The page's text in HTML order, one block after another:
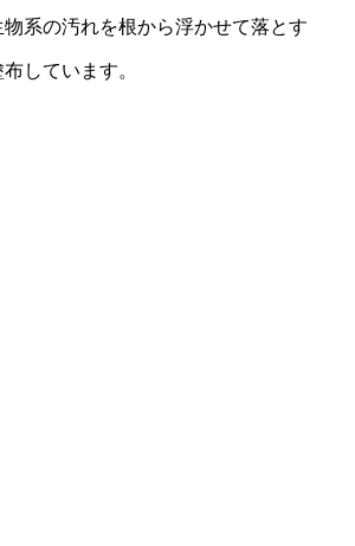
系の汚れを根から浮かせて落とす
しています。